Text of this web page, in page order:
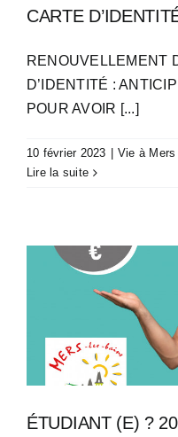
CARTE
RENOUVELLEMENT
D’IDENTITÉ :
POUR AVOIR [...]
10 février 2023
Vie à Mers
Lire la suite
ÉTUDIANT (E) ?